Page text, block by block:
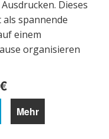
Dieses
spannende
einem
organisieren
Mehr